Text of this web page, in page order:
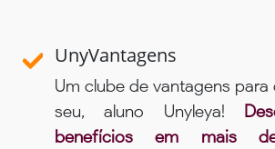
UnyVantagens
Um clube de vantagens para
seu, aluno Unyleya!
benefícios em mais